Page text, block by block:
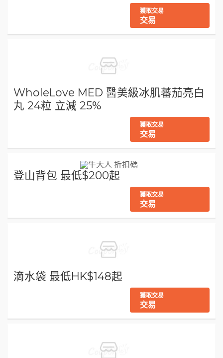
獲取交易
交易
WholeLove MED 醫美級冰肌蕃茄亮白
丸 24粒 立減 25%
獲取交易
交易
登山背包 最低$200起
獲取交易
交易
滴水袋 最低HK$148起
獲取交易
交易